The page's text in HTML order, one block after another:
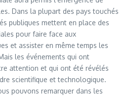
Dans la plupart des pays touchés
publiques mettent en place des
pour faire face aux
et assister en même temps les
les événements qui ont
attention et qui ont été révélés
scientifique et technologique.
pouvons remarquer dans les